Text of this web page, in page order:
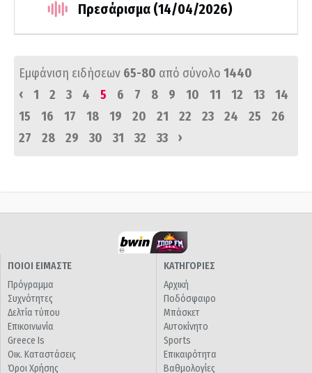
Πρεσάρισμα (14/04/2026)
Εμφάνιση ειδήσεων 65-80 από σύνολο 1440
‹
1 2 3 4 5 6 7 8 9 10 11 12 13
14
15
16 17 18 19 20 21 22 23 24 25
26
27
28 29 30 31 32 33 ›
ΠΟΙΟΙ ΕΙΜΑΣΤΕ
Πρόγραμμα
Συχνότητες
Δελτία τύπου
Επικοινωνία
Greece Is
Οικ. Καταστάσεις
Όροι Χρήσης
ΚΑΤΗΓΟΡΙΕΣ
Αρχική
Ποδόσφαιρο
Μπάσκετ
Αυτοκίνητο
Sports
Επικαιρότητα
Βαθμολογίες